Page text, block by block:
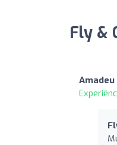
Fly &